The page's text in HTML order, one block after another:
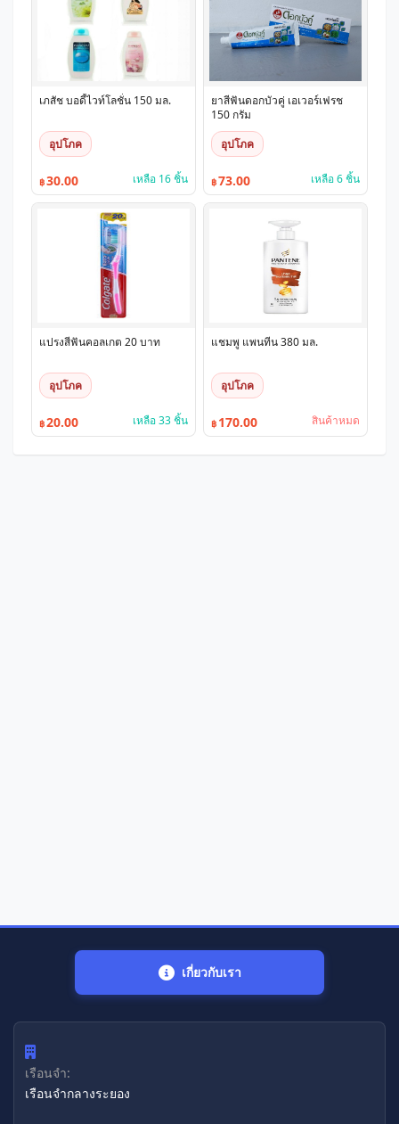
เภสัช บอดี้ไวท์โลชั่น 150 มล.
อุปโภค
฿30.00 เหลือ 16 ชิ้น
ยาสีฟันดอกบัวคู่ เอเวอร์เฟรช
150 กรัม
อุปโภค
฿73.00 เหลือ 6 ชิ้น
แปรงสีฟันคอลเกต 20 บาท
อุปโภค
฿20.00 เหลือ 33 ชิ้น
แชมพู แพนทีน 380 มล.
อุปโภค
฿ 170.00 สินค้าหมด
เกี่ยวกับเรา
เรือนจำ:
เรือนจํากลางระยอง